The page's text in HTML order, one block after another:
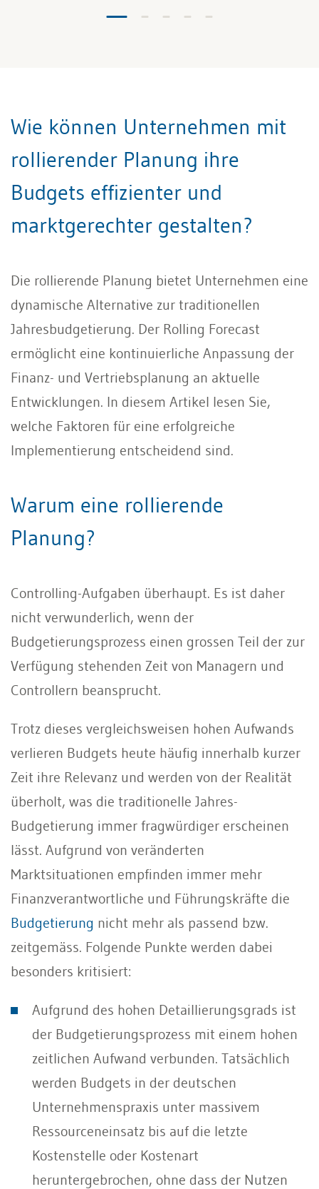
Wie können Unternehmen mit
rollierender Planung ihre
Budgets effizienter und
marktgerechter gestalten?
Die rollierende Planung bietet Unternehmen eine
dynamische Alternative zur traditionellen
Jahresbudgetierung. Der Rolling Forecast
ermöglicht eine kontinuierliche Anpassung der
Finanz- und Vertriebsplanung an aktuelle
Entwicklungen. In diesem Artikel lesen Sie,
welche Faktoren für eine erfolgreiche
Implementierung entscheidend sind.
Warum eine rollierende
Planung?
Controlling-Aufgaben überhaupt. Es ist daher
nicht verwunderlich, wenn der
Budgetierungsprozess einen grossen Teil der zur
Verfügung stehenden Zeit von Managern und
Controllern beansprucht.
Trotz dieses vergleichsweisen hohen Aufwands
verlieren Budgets heute häufig innerhalb kurzer
Zeit ihre Relevanz und werden von der Realität
überholt, was die traditionelle Jahres-
Budgetierung immer fragwürdiger erscheinen
lässt. Aufgrund von veränderten
Marktsituationen empfinden immer mehr
Finanzverantwortliche und Führungskräfte die
Budgetierung nicht mehr als passend bzw.
zeitgemäss. Folgende Punkte werden dabei
besonders kritisiert:
Aufgrund des hohen Detaillierungsgrads ist
der Budgetierungsprozess mit einem hohen
zeitlichen Aufwand verbunden. Tatsächlich
werden Budgets in der deutschen
Unternehmenspraxis unter massivem
Ressourceneinsatz bis auf die letzte
Kostenstelle oder Kostenart
heruntergebrochen, ohne dass der Nutzen